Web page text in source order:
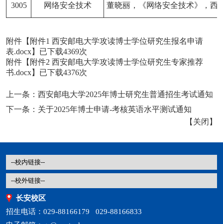
3005 网络安全技术 董晓丽，《网络安全技术》，西
附件【 附件1 西安邮电大学攻读博士学位研究生报名申请
表.docx】已下载4369次
附件【 附件2 西安邮电大学攻读博士学位研究生专家推荐
书.docx】已下载4376次
上一条： 西安邮电大学2025年博士研究生普通招生考试通知
下一条： 关于2025年博士申请-考核英语水平测试通知
【 关闭 】
长安校区
招生电话：029-88166179 029-88166833